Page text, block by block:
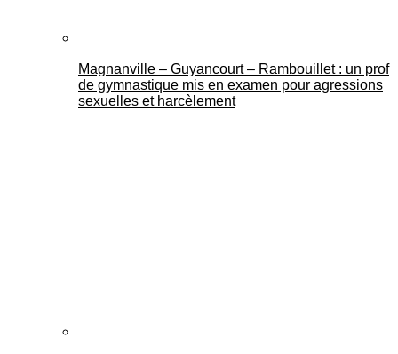
Mantes Actu
Magnanville – Guyancourt – Rambouillet : un prof
de gymnastique mis en examen pour agressions
sexuelles et harcèlement